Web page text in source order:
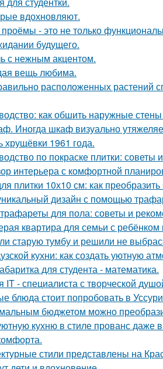
вдохновляют.
- это не только
будущего.
с нежным акцентом.
вещь любима.
расположенных растений
как обшить наружные
Иногда шкаф визуально
хрущёвки 1961 года.
по покраске плитки: советы
интерьера с комфортной
плитки 10х10 см: как
дизайн с помощью
для пола: советы и
квартира для семьи с ребёнком
старую тумбу и решили не
кухни: как создать уютную
для студента - математика.
IT - специалиста с творческой
блюда стоит попробовать в
бюджетом можно
кухню в стиле прованс даже
стили представлены на